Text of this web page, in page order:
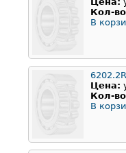
Кол-
В
Цена:
Кол-
В